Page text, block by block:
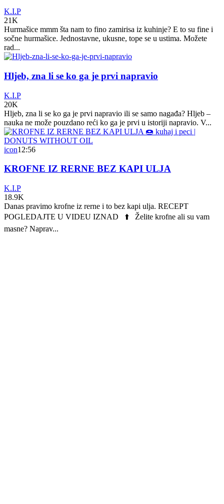
K.I.P
21K
Hurmašice mmm šta nam to fino zamirisa iz kuhinje? E to su fine i
sočne hurmašice. Jednostavne, ukusne, tope se u ustima. Možete
rad...
Hljeb, zna li se ko ga je prvi napravio
K.I.P
20K
Hljeb, zna li se ko ga je prvi napravio ili se samo nagađa? Hljeb –
nauka ne može pouzdano reći ko ga je prvi u istoriji napravio. V...
icon12:56
KROFNE IZ RERNE BEZ KAPI ULJA
K.I.P
18.9K
Danas pravimo krofne iz rerne i to bez kapi ulja. RECEPT
POGLEDAJTE U VIDEU IZNAD ⬆️ Želite krofne ali su vam
masne? Naprav...